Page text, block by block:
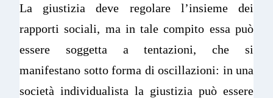
La giustizia deve regolare l’insieme dei
rapporti sociali, ma in tale compito essa può
essere soggetta a tentazioni, che si
manifestano sotto forma di oscillazioni: in una
società individualista la giustizia può essere